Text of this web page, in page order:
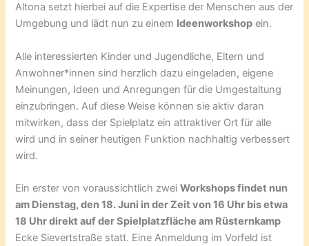
Altona setzt hierbei auf die Expertise der Menschen aus der
Umgebung und lädt nun zu einem Ideenworkshop ein.
Alle interessierten Kinder und Jugendliche, Eltern und
Anwohner*innen sind herzlich dazu eingeladen, eigene
Meinungen, Ideen und Anregungen für die Umgestaltung
einzubringen. Auf diese Weise können sie aktiv daran
mitwirken, dass der Spielplatz ein attraktiver Ort für alle
wird und in seiner heutigen Funktion nachhaltig verbessert
wird.
Ein erster von voraussichtlich zweiWorkshops findet nun
am Dienstag, den 18. Juni in der Zeit von 16 Uhr bis etwa
18 Uhr direkt auf der Spielplatzfläche am Rüsternkamp
Ecke Sievertstraße statt. Eine Anmeldung im Vorfeld ist